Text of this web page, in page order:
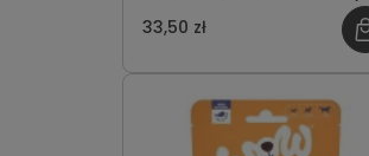
Miękkie Przysmaki dla Psa
150g
33,50 zł